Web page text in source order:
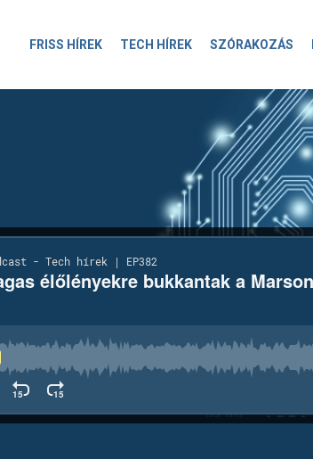
FRISS HÍREK TECH HÍREK SZÓRAKOZÁS